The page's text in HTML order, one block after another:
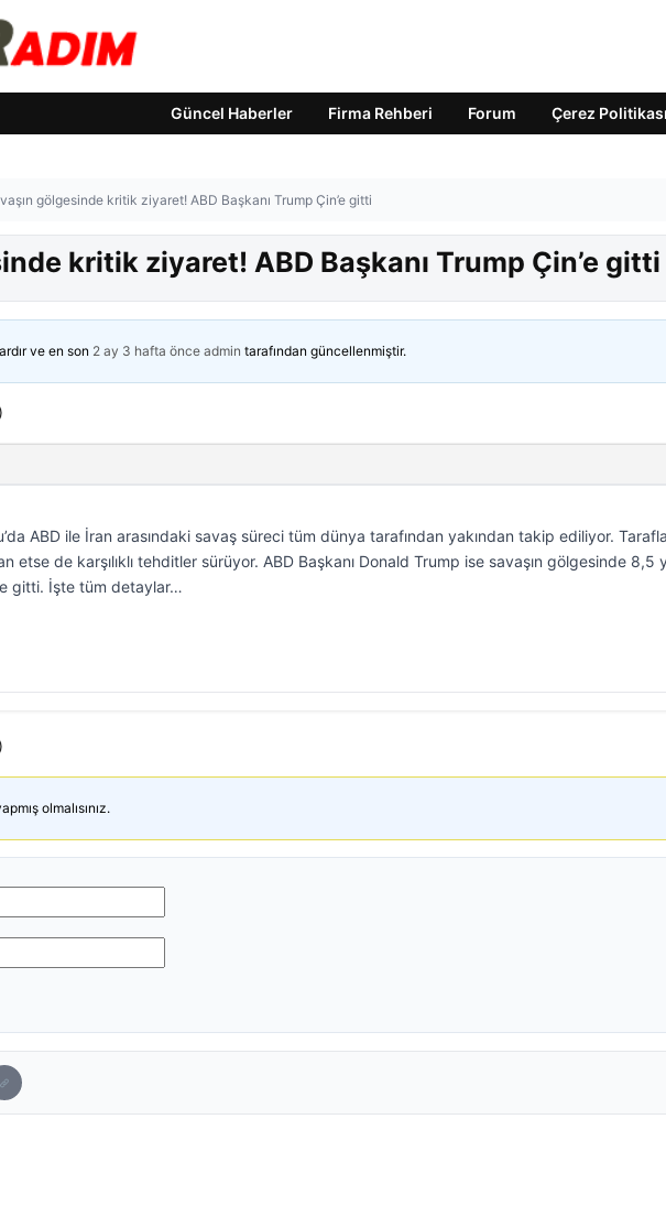
Güncel Haberler Firma Rehberi Forum Çerez Politikası
gölgesinde kritik ziyaret! ABD Başkanı Trump Çin’e gitti
kritik ziyaret! ABD Başkanı Trump Çin’e gitti
ve en son 2 ay 3 hafta önce admin tarafından güncellenmiştir.
ABD ile İran arasındaki savaş süreci tüm dünya tarafından yakından takip ediliyor.
etse de karşılıklı tehditler sürüyor. ABD Başkanı Donald Trump ise savaşın gölgesinde 8,5
gitti. İşte tüm detaylar…
olmalısınız.